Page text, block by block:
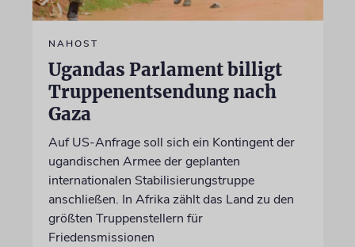
NAHOST
Ugandas Parlament billigt
Truppenentsendung nach
Gaza
Auf US-Anfrage soll sich ein Kontingent der
ugandischen Armee der geplanten
internationalen Stabilisierungstruppe
anschließen. In Afrika zählt das Land zu den
größten Truppenstellern für
Friedensmissionen